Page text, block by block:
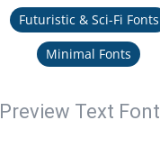
Futuristic & Sci-Fi Fonts
Minimal Fonts
Preview Text Font